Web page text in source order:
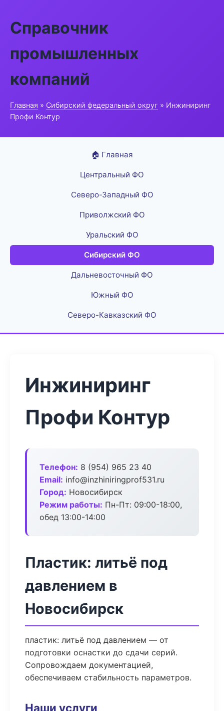
Справочник
промышленных
компаний
Главная » Сибирский федеральный округ » Инжиниринг
Профи Контур
🏠 Главная
Центральный ФО
Северо-Западный ФО
Приволжский ФО
Уральский ФО
Сибирский ФО
Дальневосточный ФО
Южный ФО
Северо-Кавказский ФО
Инжиниринг
Профи Контур
Телефон: 8 (954) 965 23 40
Email: info@inzhiniringprof531.ru
Город: Новосибирск
Режим работы: Пн-Пт: 09:00-18:00,
обед 13:00-14:00
Пластик: литьё под
давлением в
Новосибирск
пластик: литьё под давлением — от
подготовки оснастки до сдачи серий.
Сопровождаем документацией,
обеспечиваем стабильность параметров.
Наши услуги